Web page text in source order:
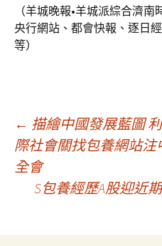
（羊城晚報•羊城派綜合濟
央行網站、都會快報、逐日
等）
文
章
導
← 描繪中國發展藍圖
際社會關找包養網站
全會
S包養經歷A股迎近